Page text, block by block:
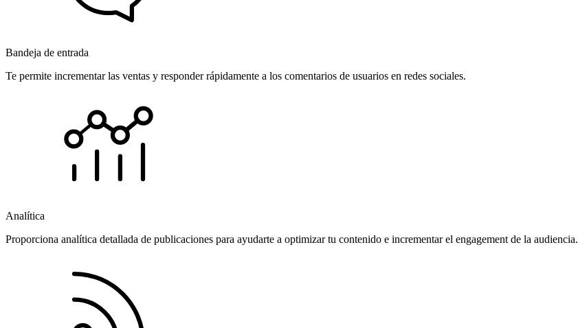
Bandeja de entrada
Te permite incrementar las ventas y responder rápidamente a los comentarios de usuarios en redes sociales.
Analítica
Proporciona analítica detallada de publicaciones para ayudarte a optimizar tu contenido e incrementar el engagement de la audiencia.